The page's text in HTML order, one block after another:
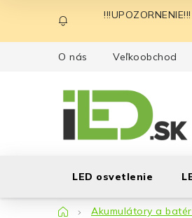
obsah
O nás Veľkoobchod
LED osvetlenie
DomovAkumulátory a